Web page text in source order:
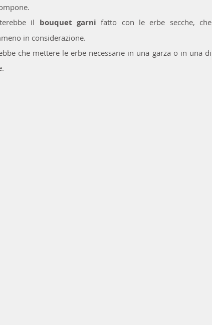
il bouquet garni fatto con le erbe secche, che
in considerazione.
che mettere le erbe necessarie in una garza o in una di